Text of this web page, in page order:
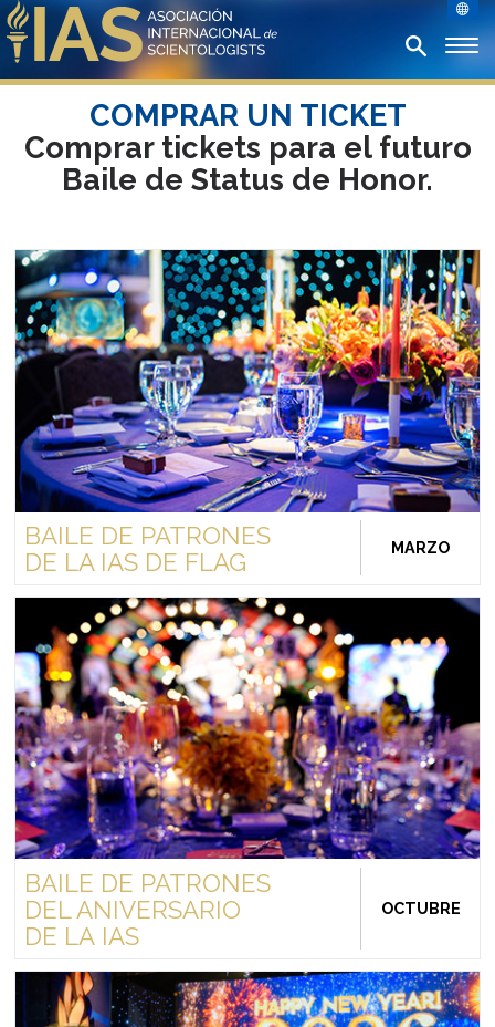
COMPRAR UN TICKET
Comprar tickets para el futuro
Baile de Status de Honor.
BAILE DE PATRONES
DE LA IAS DE FLAG
MARZO
BAILE DE PATRONES
DEL ANIVERSARIO
DE LA IAS
OCTUBRE